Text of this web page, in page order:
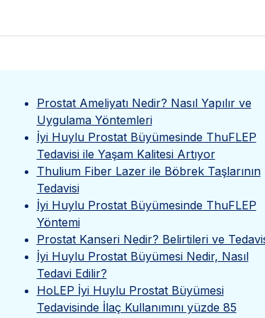
Prostat Ameliyatı Nedir? Nasıl Yapılır ve
Uygulama Yöntemleri
İyi Huylu Prostat Büyümesinde ThuFLEP
Tedavisi ile Yaşam Kalitesi Artıyor
Thulium Fiber Lazer ile Böbrek Taşlarının
Tedavisi
İyi Huylu Prostat Büyümesinde ThuFLEP
Yöntemi
Prostat Kanseri Nedir? Belirtileri ve
İyi Huylu Prostat Büyümesi Nedir, Nasıl
Tedavi Edilir?
HoLEP İyi Huylu Prostat Büyümesi
Tedavisinde İlaç Kullanımını yüzde 85